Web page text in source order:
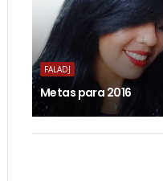
FALADJ
Metas para 2016